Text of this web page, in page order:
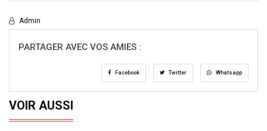
Admin
PARTAGER AVEC VOS AMIES :
Facebook Twitter Whatsapp
VOIR AUSSI